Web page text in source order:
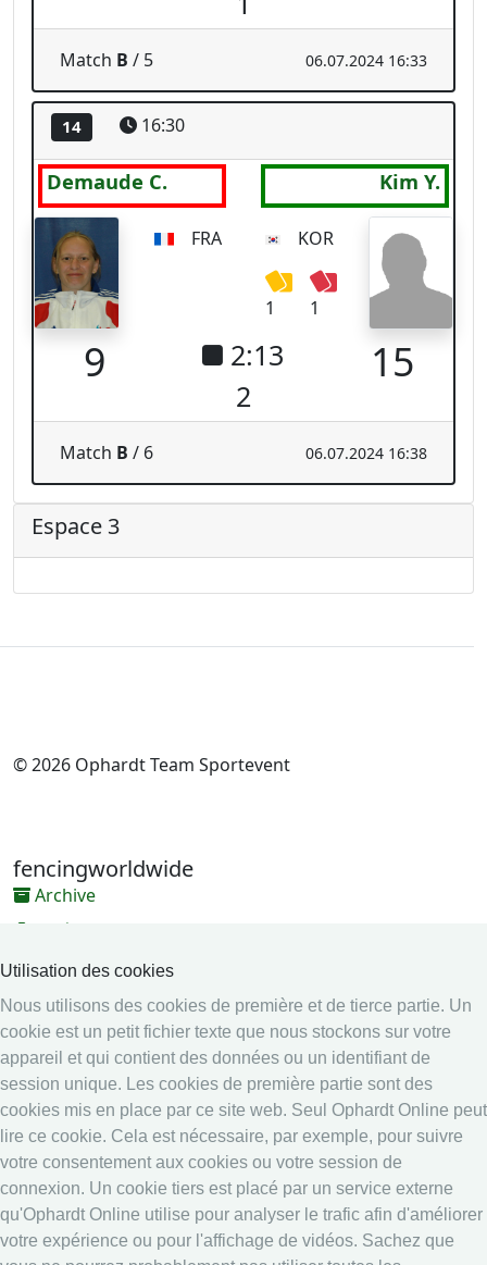
Utilisation des cookies
Nous utilisons des cookies de première et de tierce partie. Un
cookie est un petit fichier texte que nous stockons sur votre
appareil et qui contient des données ou un identifiant de
session unique. Les cookies de première partie sont des
cookies mis en place par ce site web. Seul Ophardt Online peut
lire ce cookie. Cela est nécessaire, par exemple, pour suivre
votre consentement aux cookies ou votre session de
connexion. Un cookie tiers est placé par un service externe
qu'Ophardt Online utilise pour analyser le trafic afin d'améliorer
votre expérience ou pour l'affichage de vidéos. Sachez que
© 2026 Ophardt Team Sportevent
fencingworldwide
Archive
Médias
Système en ligne
Système en ligne
Calendrier
Securité data
Résultats en direct: Escrime